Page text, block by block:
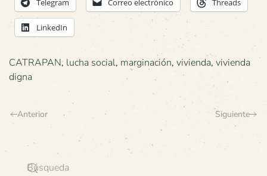
Telegram Correo electrónico Threads
LinkedIn
CATRAPAN, lucha social, marginación, vivienda, vivienda
digna
Anterior Siguiente